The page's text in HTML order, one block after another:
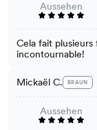
Aussehen
Cela fait
incontournable!
Mickaël C. BRAUN
Aussehen